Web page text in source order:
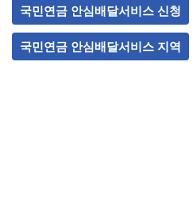
국민연금 안심배달서비스 신청
국민연금 안심배달서비스 지역